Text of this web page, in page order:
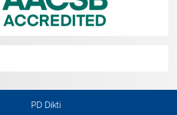
PD Dikti